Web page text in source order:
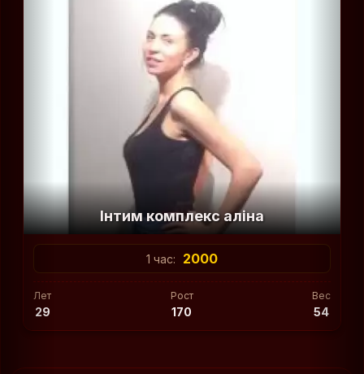
Iнтим комплекс алiна
1 час: 2000
Лет
29
Рост
170
Вес
54